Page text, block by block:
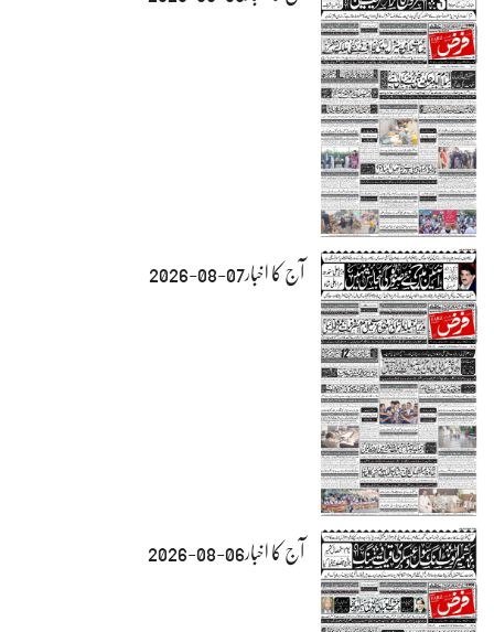
آج کا اخبار07-08-2026
آج کا اخبار06-08-2026